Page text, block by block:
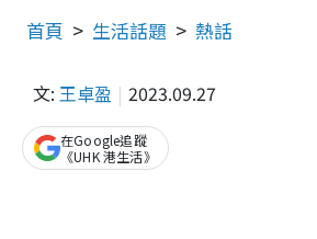
首頁 生活話題 熱話
文: 王卓盈 2023.09.27
在Google追蹤
《UHK 港生活》